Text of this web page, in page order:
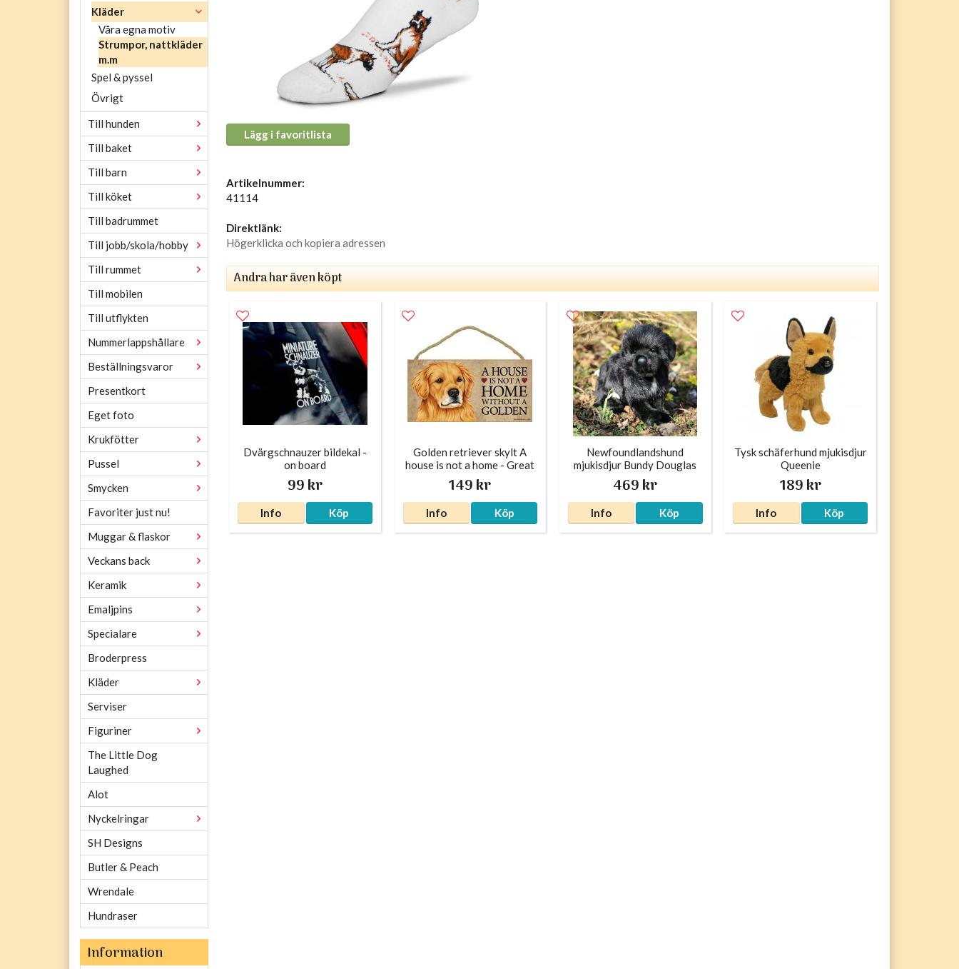
Kläder
Våra egna motiv
Strumpor, nattkläder
m.m
Spel & pyssel
Övrigt
Till hunden
Till baket
Till barn
Till köket
Till badrummet
Till jobb/skola/hobby
Till rummet
Till mobilen
Till utflykten
Nummerlappshållare
Beställningsvaror
Presentkort
Eget foto
Krukfötter
Pussel
Smycken
Favoriter just nu!
Muggar & flaskor
Veckans back
Keramik
Emaljpins
Specialare
Broderpress
Kläder
Serviser
Figuriner
The Little Dog
Laughed
Alot
Nyckelringar
SH Designs
Butler & Peach
Wrendale
Hundraser
Information
Lägg i favoritlista
Artikelnummer:
41114
Direktlänk:
Högerklicka och kopiera adressen
Andra har även köpt
Dvärgschnauzer bildekal -
on board
99 kr
Info Köp
Golden retriever skylt A
house is not a home - Great
149 kr
Info Köp
Newfoundlandshund
mjukisdjur Bundy Douglas
469 kr
Info Köp
Tysk schäferhund mjukisdjur
Queenie
189 kr
Info Köp